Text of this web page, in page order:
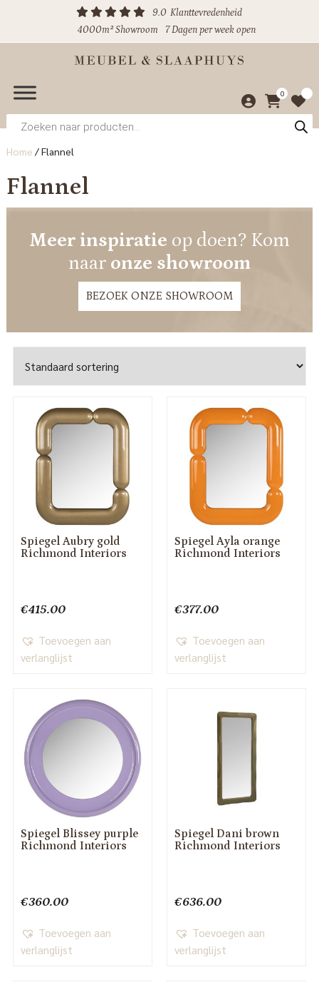
9.0 Klanttevredenheid
4000m² Showroom
7 Dagen per week open
0
Producten
zoeken
Home /Flannel
Flannel
Meer inspiratie op doen? Kom
naar onze showroom
BEZOEK ONZE SHOWROOM
Spiegel Aubry gold
Richmond Interiors
€415.00
Toevoegen aan
verlanglijst
Spiegel Ayla orange
Richmond Interiors
€377.00
Toevoegen aan
verlanglijst
Spiegel Blissey purple
Richmond Interiors
€360.00
Toevoegen aan
verlanglijst
Spiegel Dani brown
Richmond Interiors
€636.00
Toevoegen aan
verlanglijst